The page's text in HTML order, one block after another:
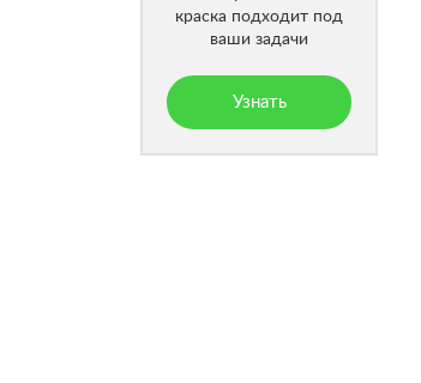
краска подходит под
ваши задачи
Узнать